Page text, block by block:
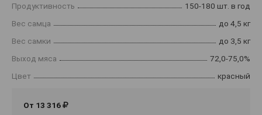
От 13 316
Продуктивность
150-180 шт. в год
Вес самца
до 4,5 кг
Вес самки
до 3,5 кг
Выход мяса
72,0-75,0%
Цвет
красный